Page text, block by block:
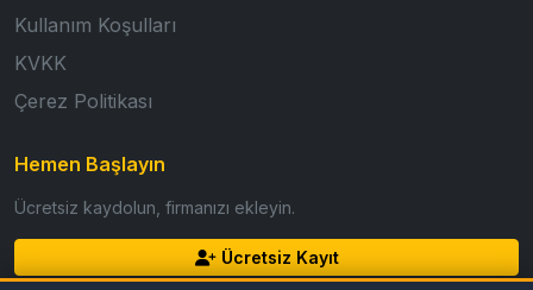
Kullanım Koşulları
KVKK
Çerez Politikası
Hemen Başlayın
Ücretsiz kaydolun, firmanızı ekleyin.
Ücretsiz Kayıt